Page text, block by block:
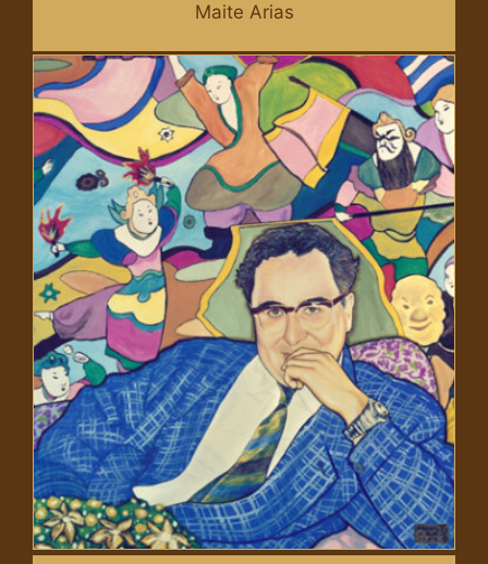
Maite Arias